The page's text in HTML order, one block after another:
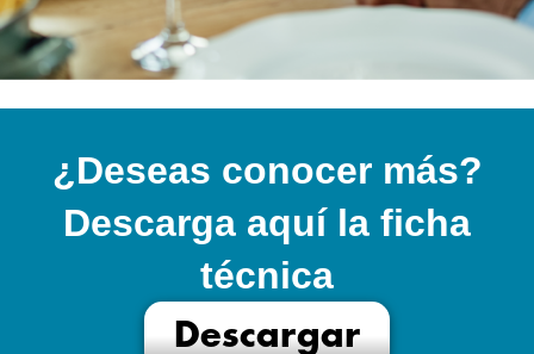
¿Deseas conocer más?
Descarga aquí la ficha
técnica
Descargar